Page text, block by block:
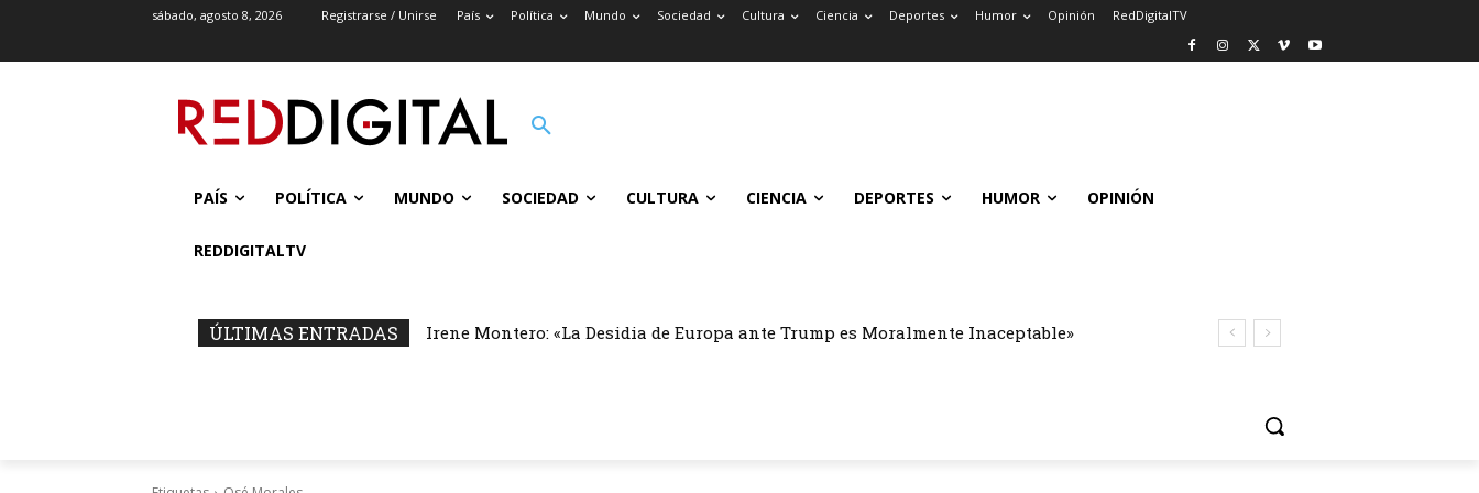
sábado, agosto 8, 2026 Registrarse / Unirse País Política Mundo Sociedad Cultura Ciencia Deportes Humor Opinión RedDigitalTV
PAÍS POLÍTICA MUNDO SOCIEDAD CULTURA CIENCIA DEPORTES HUMOR OPINIÓN
REDDIGITALTV
ÚLTIMAS ENTRADAS Irene Montero: «La Desidia de Europa ante Trump es Moralmente Inaceptable»